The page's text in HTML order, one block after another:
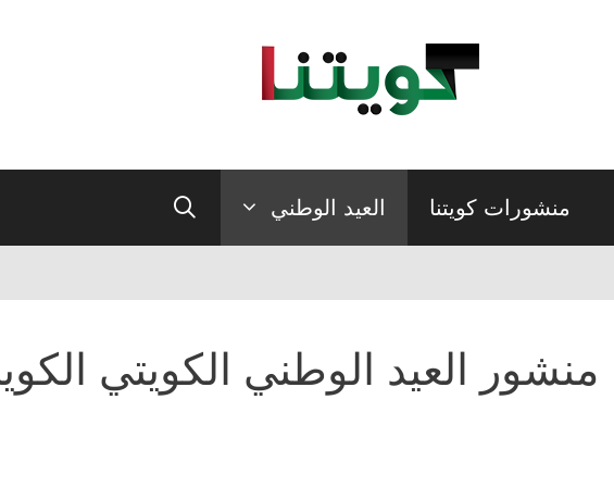
منشورات كويتنا العيد الوطني
منشور العيد الوطني الكويتي